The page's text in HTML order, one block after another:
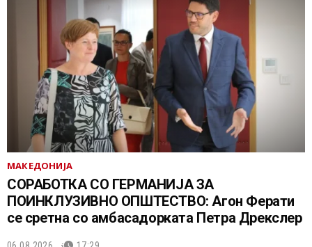
МАКЕДОНИЈА
СОРАБОТКА СО ГЕРМАНИЈА ЗА
ПОИНКЛУЗИВНО ОПШТЕСТВО: Агон Ферати
се сретна со амбасадорката Петра Дрекслер